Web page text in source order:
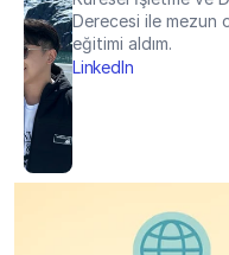
Derecesi ile mezun
eğitimi aldım.
LinkedIn